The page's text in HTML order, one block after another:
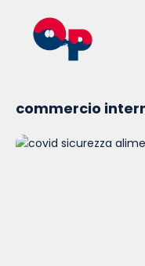
commercio